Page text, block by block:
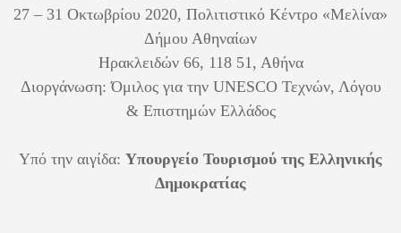
27 – 31 Οκτωβρίου 2020, Πολιτιστικό Κέντρο «Μελίνα»
Δήμου Αθηναίων
Ηρακλειδών 66, 118 51, Αθήνα
Διοργάνωση: Όμιλος για την UNESCO Τεχνών, Λόγου
& Επιστημών Ελλάδος
Υπό την αιγίδα: Υπουργείο Τουρισμού της Ελληνικής
Δημοκρατίας